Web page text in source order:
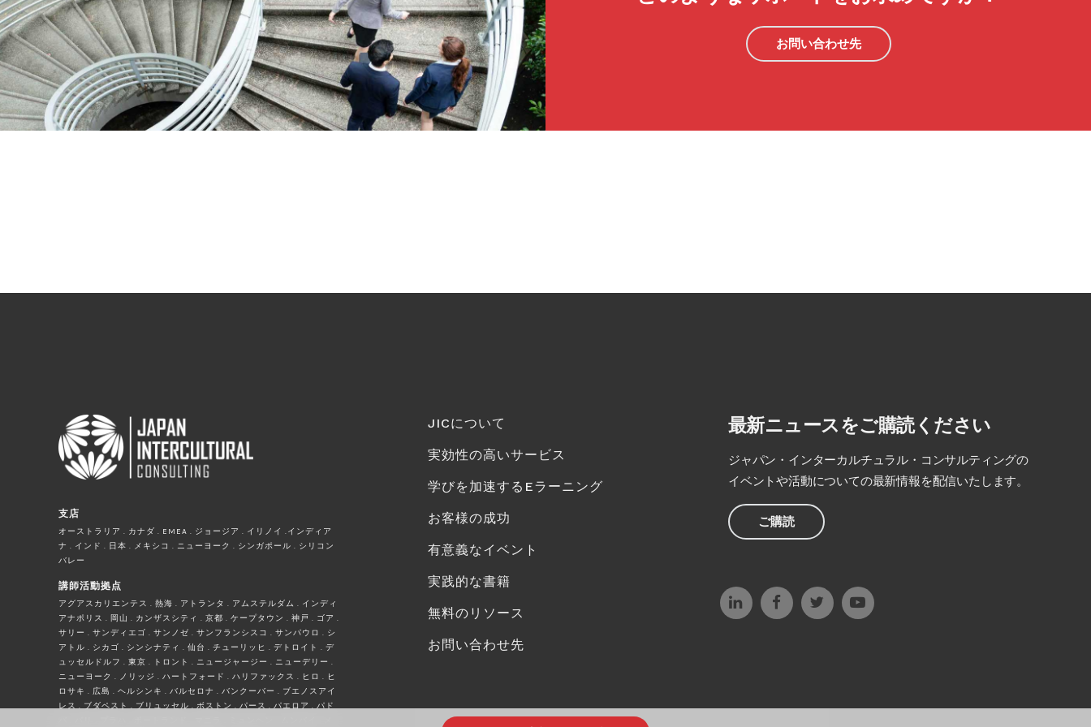
お問い合わせ先
支店
オーストラリア . カナダ . EMEA . ジョージア . イリノイ .インディア
ナ . インド . 日本 . メキシコ . ニューヨーク . シンガポール . シリコン
バレー
講師活動拠点
アグアスカリエンテス . 熱海 . アトランタ . アムステルダム . インディ
アナポリス . 岡山 . カンザスシティ . 京都 . ケープタウン . 神戸 . ゴア .
サリー . サンディエゴ . サンノゼ . サンフランシスコ . サンパウロ . シ
アトル . シカゴ . シンシナティ . 仙台 . チューリッヒ . デトロイト . デ
ュッセルドルフ . 東京 . トロント . ニュージャージー . ニューデリー .
ニューヨーク . ノリッジ . ハートフォード . ハリファックス . ヒロ . ヒ
ロサキ . 広島 . ヘルシンキ . バルセロナ . バンクーバー . ブエノスアイ
レス . ブダペスト . ブリュッセル . ボストン . パース . パエロア . パド
JICについて
実効性の高いサービス
学びを加速するEラーニング
お客様の成功
有意義なイベント
実践的な書籍
無料のリソース
お問い合わせ先
最新ニュースをご購読ください
ジャパン・インターカルチュラル・コンサルティングの
イベントや活動についての最新情報を配信いたします。
ご購読